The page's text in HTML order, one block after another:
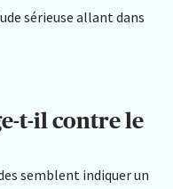
sérieuse allant dans
t-il contre le
semblent indiquer un